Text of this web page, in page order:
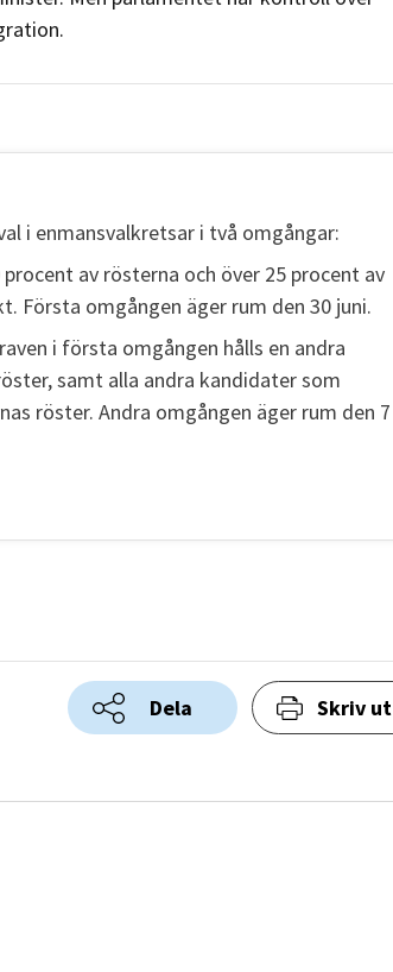
i enmansvalkretsar i två omgångar:
av rösterna och över 25 procent av
Första omgången äger rum den 30 juni.
i första omgången hålls en andra
samt alla andra kandidater som
röster. Andra omgången äger rum den 7
Dela Skriv ut